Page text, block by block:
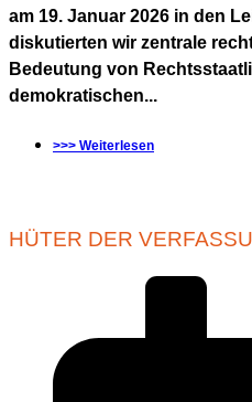
am 19. Januar 2026 in den
diskutierten wir zentrale
Bedeutung von
demokratischen...
>>> Weiterlesen
HÜTER DER